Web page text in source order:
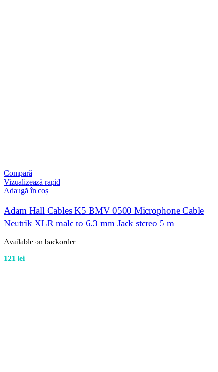
Compară
Vizualizează rapid
Adaugă în coș
Adam Hall Cables K5 BMV 0500 Microphone Cable
Neutrik XLR male to 6.3 mm Jack stereo 5 m
Available on backorder
121 lei